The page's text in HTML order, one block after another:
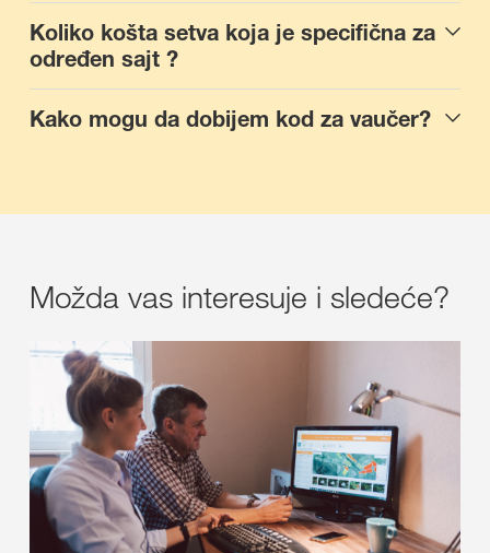
Koliko košta setva koja je specifična za
određen sajt ?
Kako mogu da dobijem kod za vaučer?
Možda vas interesuje i sledeće?